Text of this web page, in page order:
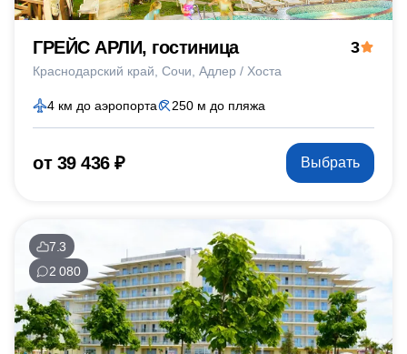
ГРЕЙС АРЛИ, гостиница
Краснодарский край Сочи Адлер / Хоста
3
4 км до аэропорта 250 м до пляжа
от 39 436 ₽ Выбрать
7.3
2 080